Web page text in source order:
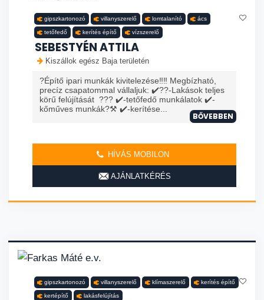
gipszkartonozó villanyszerelő lomtalanító ács
tetőfedő kerítés építő vízszerelő
SEBESTYÉN ATTILA
Kiszállok egész Baja területén
?Építő ipari munkák kivitelezése‼️‼️ Megbízható,
precíz csapatommal vállaljuk: ✔️?️?️-Lakások teljes
körű felújítását ??? ✔️-tetőfedő munkálatok ✔️-
kőműves munkák?⚒️ ✔️-kerítése...
BŐVEBBEN
HÍVÁS MOBILON
AJÁNLATKÉRÉS
gipszkartonozó villanyszerelő klímaszerelő kerítés építő
kertépítő lakásfelújítás